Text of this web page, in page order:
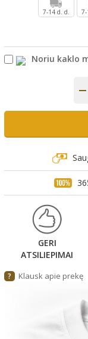
7-14 d. d.
Noriu kaklo
GERI
ATSILIEPIMAI
? Klausk apie prekę